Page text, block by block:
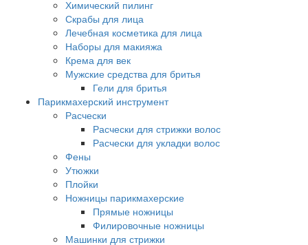
Химический пилинг
Скрабы для лица
Лечебная косметика для лица
Наборы для макияжа
Крема для век
Мужские средства для бритья
Гели для бритья
Парикмахерский инструмент
Расчески
Расчески для стрижки волос
Расчески для укладки волос
Фены
Утюжки
Плойки
Ножницы парикмахерские
Прямые ножницы
Филировочные ножницы
Машинки для стрижки